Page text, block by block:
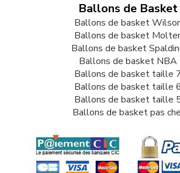
Ballons de Basket
Ballons de basket
Ballons de basket
Ballons de basket
Ballons de basket NBA
Ballons de basket taille
Ballons de basket taille 6
Ballons de basket taille
Ballons de basket pas